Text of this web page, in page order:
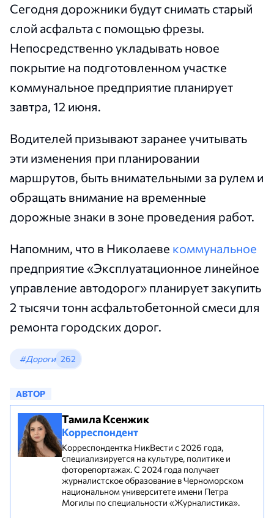
Сегодня дорожники будут снимать старый
слой асфальта с помощью фрезы.
Непосредственно укладывать новое
покрытие на подготовленном участке
коммунальное предприятие планирует
завтра, 12 июня.
Водителей призывают заранее учитывать
эти изменения при планировании
маршрутов, быть внимательными за рулем и
обращать внимание на временные
дорожные знаки в зоне проведения работ.
Напомним, что в Николаеве коммунальное
предприятие «Эксплуатационное линейное
управление автодорог» планирует закупить
2 тысячи тонн асфальтобетонной смеси для
ремонта городских дорог.
#Дороги 262
АВТОР
Тамила Ксенжик
Корреспондент
Корреспондентка НикВести с 2026 года,
специализируется на культуре, политике и
фоторепортажах. С 2024 года получает
журналистское образование в Черноморском
национальном университете имени Петра
Могилы по специальности «Журналистика».